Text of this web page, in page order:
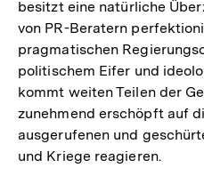
besitzt eine natürliche
von PR-Beratern
pragmatischen
politischem Eifer und
kommt weiten Teilen der
zunehmend erschöpft auf
ausgerufenen und
und Kriege reagieren.